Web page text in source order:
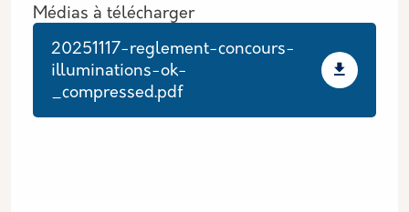
Médias à télécharger
Document
20251117-reglement-concours-
illuminations-ok-
_compressed.pdf